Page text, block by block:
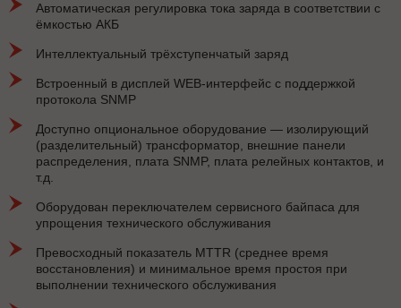
Автоматическая регулировка тока заряда в соответствии с
ёмкостью АКБ
Интеллектуальный трёхступенчатый заряд
Встроенный в дисплей WEB-интерфейс с поддержкой
протокола SNMP
Доступно опциональное оборудование — изолирующий
(разделительный) трансформатор, внешние панели
распределения, плата SNMP, плата релейных контактов, и
т.д.
Оборудован переключателем сервисного байпаса для
упрощения технического обслуживания
Превосходный показатель MTTR (среднее время
восстановления) и минимальное время простоя при
выполнении технического обслуживания